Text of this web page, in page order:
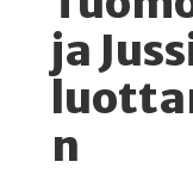
ja
n